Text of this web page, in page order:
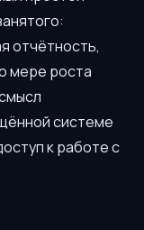
отчётность,
мере роста
системе
к работе с